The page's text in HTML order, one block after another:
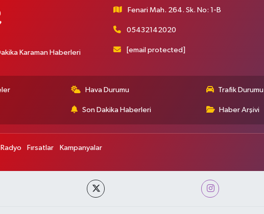
Karaman Haberleri
Fenari Mah. 264. Sk. No: 1-B
05432142020
[email protected]
Hava Durumu Trafik Durumu
Son Dakika Haberleri Haber Arşivi
Radyo Fırsatlar Kampanyalar